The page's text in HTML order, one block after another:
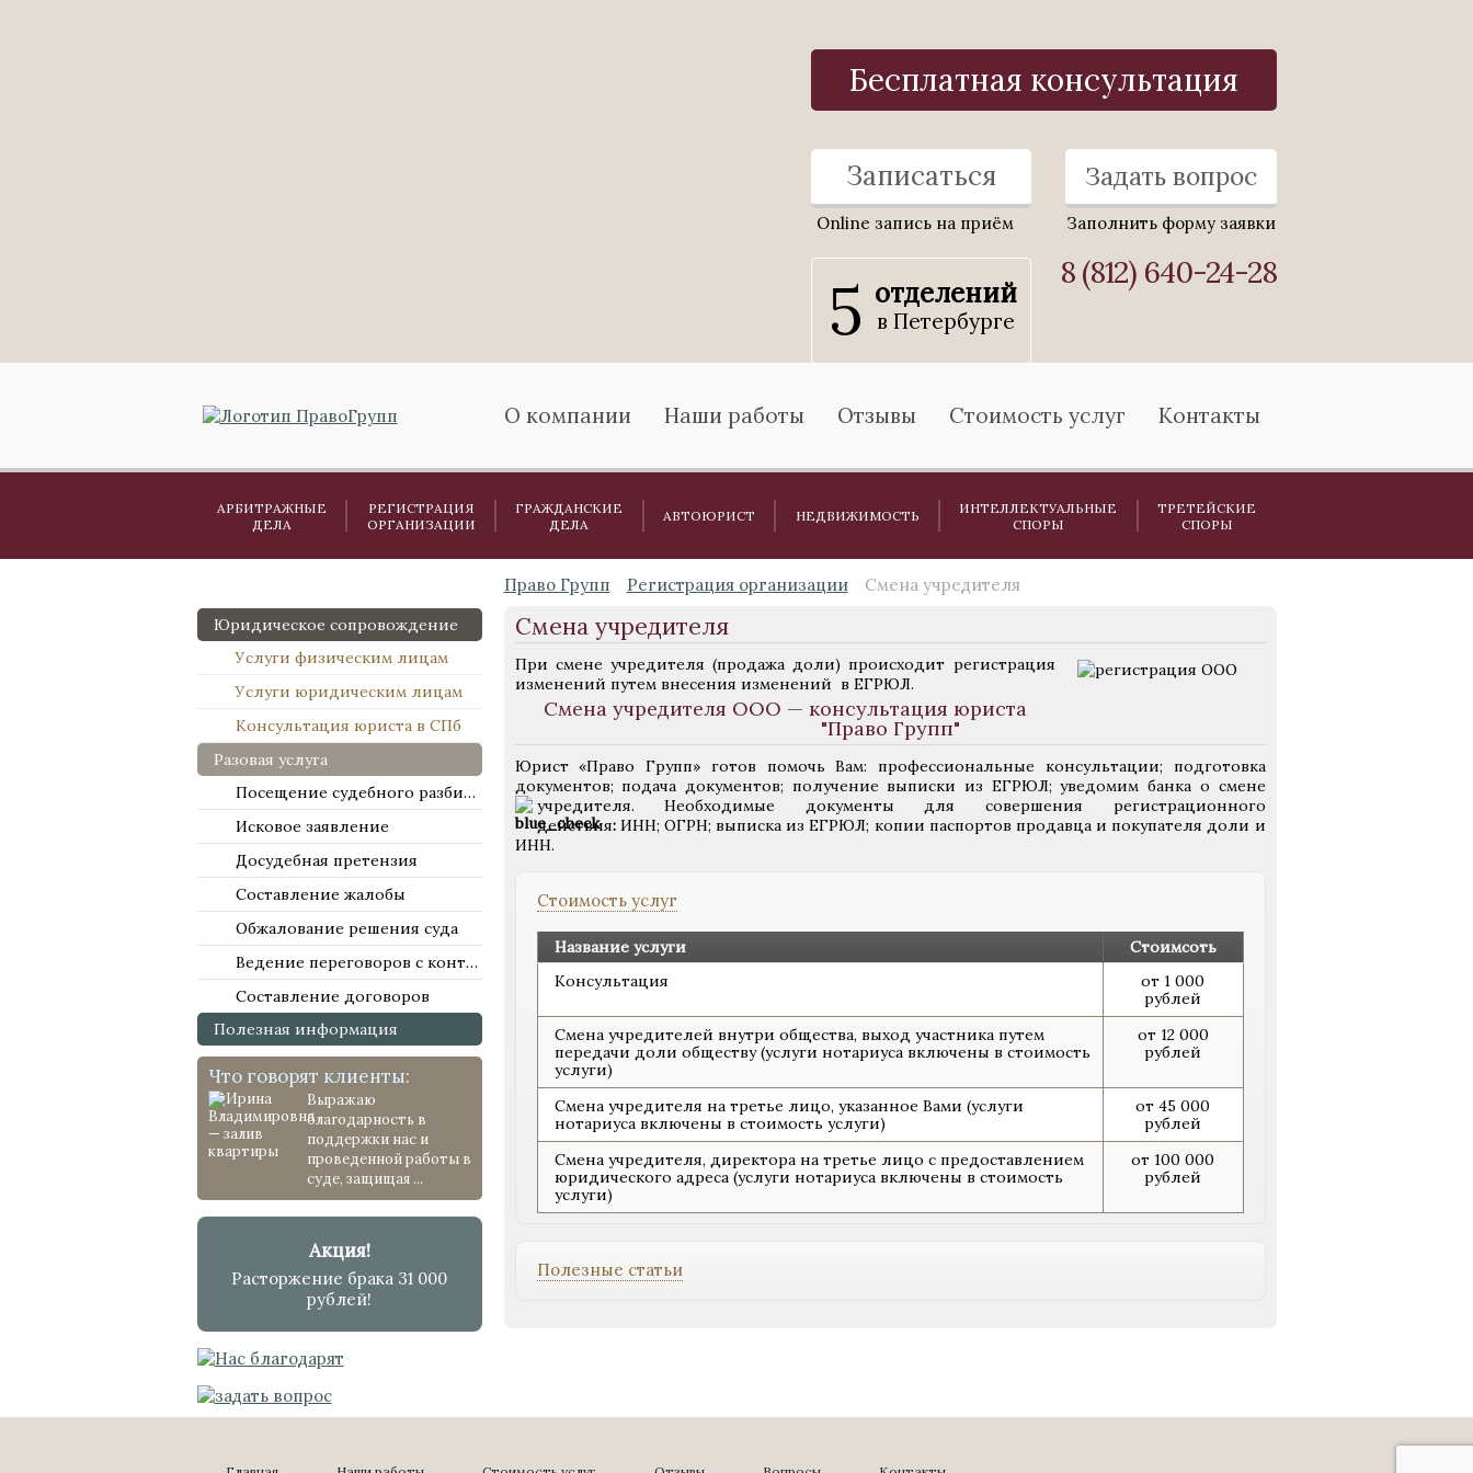
Бесплатная консультация
Записаться
Online запись на приём
Задать вопрос
Заполнить форму заявки
5 отделений
в Петербурге
8 (812) 640-24-28
О компании Наши работы Отзывы Стоимость услуг Контакты
АРБИТРАЖНЫЕ
ДЕЛА
РЕГИСТРАЦИЯ
ОРГАНИЗАЦИИ
ГРАЖДАНСКИЕ
ДЕЛА
АВТОЮРИСТ НЕДВИЖИМОСТЬ
ИНТЕЛЛЕКТУАЛЬНЫЕ
СПОРЫ
ТРЕТЕЙСКИЕ
СПОРЫ
Юридическое сопровождение
Услуги физическим лицам
Услуги юридическим лицам
Консультация юриста в СПб
Разовая услуга
Посещение судебного разбирательства
Исковое заявление
Досудебная претензия
Составление жалобы
Обжалование решения суда
Ведение переговоров с контрагентами
Составление договоров
Полезная информация
Что говорят клиенты:
Выражаю
благодарность в
поддержки нас и
проведенной работы в
суде, защищая ...
Акция!
Расторжение брака 31 000
рублей!
Право Групп Регистрация организации Смена учредителя
Смена учредителя
При смене учредителя (продажа доли) происходит регистрация
изменений путем внесения изменений в ЕГРЮЛ.
Смена учредителя ООО — консультация юриста
"Право Групп"
Юрист «Право Групп» готов помочь Вам:
профессиональные консультации; подготовка
документов; подача документов; получение выписки из ЕГРЮЛ; уведомим банка о смене
учредителя.Необходимые документы
для совершения регистрационного
действия: ИНН; ОГРН; выписка из ЕГРЮЛ; копии паспортов продавца и покупателя доли и
ИНН.
Стоимость услуг
Название услуги
Стоимсоть
Консультация
от 1 000
рублей
Смена учредителей внутри общества, выход участника путем
передачи доли обществу (услуги нотариуса включены в стоимость
услуги)
от 12 000
рублей
Смена учредителя на третье лицо, указанное Вами (услуги
нотариуса включены в стоимость услуги)
от 45 000
рублей
Смена учредителя, директора на третье лицо с предоставлением
юридического адреса (услуги нотариуса включены в стоимость
услуги)
от 100 000
рублей
Полезные статьи